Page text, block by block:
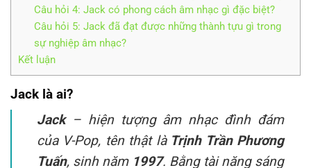
Câu hỏi 4: Jack có phong cách âm nhạc gì đặc biệt?
Câu hỏi 5: Jack đã đạt được những thành tựu gì trong
sự nghiệp âm nhạc?
Kết luận
Jack là ai?
Jack– hiện tượng âm nhạc đình đám
của V-Pop, tên thật làTrịnh Trần Phương
Tuấn, sinh năm 1997. Bằng tài năng sáng